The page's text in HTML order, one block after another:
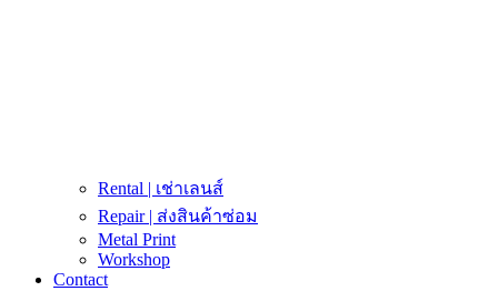
Rental | เช่าเลนส์
Repair | ส่งสินค้าซ่อม
Metal Print
Workshop
Contact